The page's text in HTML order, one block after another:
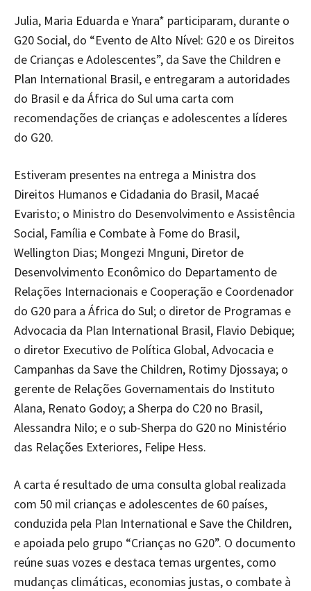
Julia, Maria Eduarda e Ynara* participaram, durante o
G20 Social, do “Evento de Alto Nível: G20 e os Direitos
de Crianças e Adolescentes”, da Save the Children e
Plan International Brasil, e entregaram a autoridades
do Brasil e da África do Sul uma carta com
recomendações de crianças e adolescentes a líderes
do G20.
Estiveram presentes na entrega a Ministra dos
Direitos Humanos e Cidadania do Brasil, Macaé
Evaristo; o Ministro do Desenvolvimento e Assistência
Social, Família e Combate à Fome do Brasil,
Wellington Dias; Mongezi Mnguni, Diretor de
Desenvolvimento Econômico do Departamento de
Relações Internacionais e Cooperação e Coordenador
do G20 para a África do Sul; o diretor de Programas e
Advocacia da Plan International Brasil, Flavio Debique;
o diretor Executivo de Política Global, Advocacia e
Campanhas da Save the Children, Rotimy Djossaya; o
gerente de Relações Governamentais do Instituto
Alana, Renato Godoy; a Sherpa do C20 no Brasil,
Alessandra Nilo; e o sub-Sherpa do G20 no Ministério
das Relações Exteriores, Felipe Hess.
A carta é resultado de uma consulta global realizada
com 50 mil crianças e adolescentes de 60 países,
conduzida pela Plan International e Save the Children,
e apoiada pelo grupo “Crianças no G20”. O documento
reúne suas vozes e destaca temas urgentes, como
mudanças climáticas, economias justas, o combate à